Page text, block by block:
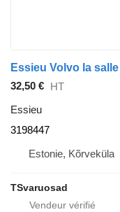
32,50 € HT
Essieu
3198447
Estonie, Kõrveküla
TSvaruosad